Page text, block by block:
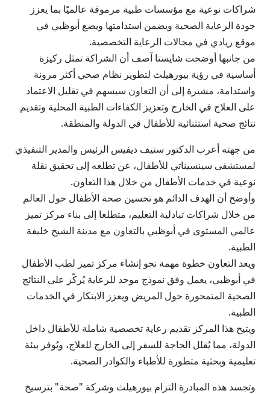
شراكات نوعية مع مؤسسات طبية مرموقة عالميًا بما يعزز
جودة الرعاية الصحية ويضمن استدامتها ويضع أبوظبي في
موقع ريادي في مجالات الرعاية التخصصية.
من جانبها أوضحت شايستا آصف أن الشراكة تمثل ركيزة
أساسية في رؤية بيورهيلث لتطوير نظام صحي أكثر مرونة
واستدامة، مشيرة إلى أن التعاون سيسهم في تقليل الاعتماد
على العلاج في الخارج وتعزيز الكفاءات الطبية المحلية وتقديم
نتائج صحية استثنائية للأطفال في الدولة والمنطقة.
من جهته أعرب الدكتور ستيف ديفيس الرئيس والمدير التنفيذي
لمستشفى سينسيناتي للأطفال، عن تطلعه إلى تحقيق نقلة
نوعية في خدمات الأطفال من خلال هذا التعاون.
وأوضح أن الهدف الدائم هو تحسين صحة الأطفال حول العالم
من خلال شراكات تبادلية التعليم، متطلعا إلى بناء مركز تميز
عالمي المستوى في أبوظبي بالتعاون مع مدينة الشيخ خليفة
الطبية.
ويعد التعاون خطوة مهمة نحو إنشاء مركز تميز لطب الأطفال
في أبوظبي، يعمل وفق نموذج موحد للرعاية يُركّز على النتائج
الصحية المتمحورة حول المريض ويعزز الابتكار في الخدمات
الطبية.
ويتيح هذا المركز تقديم رعاية تخصصية شاملة للأطفال داخل
الدولة، مما يُقلل الحاجة للسفر إلى الخارج للعلاج، ويُوفر بيئة
تعليمية وبحثية متطورة للأطباء والكوادر الصحية.
وتجسد هذه المبادرة التزام بيورهيلث وشركة "صحة" بترسيخ